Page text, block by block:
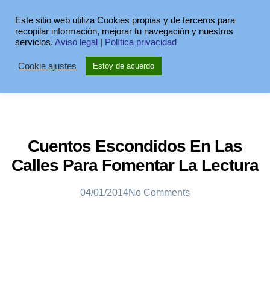
Cuentos Escondidos En Las
Calles Para Fomentar La Lectura
04/01/2014No Comments
Este sitio web utiliza Cookies propias y de terceros para
recopilar información, mejorar tu navegación y nuestros
servicios. Aviso legal Política privacidad
Cookie ajustes Estoy de acuerdo